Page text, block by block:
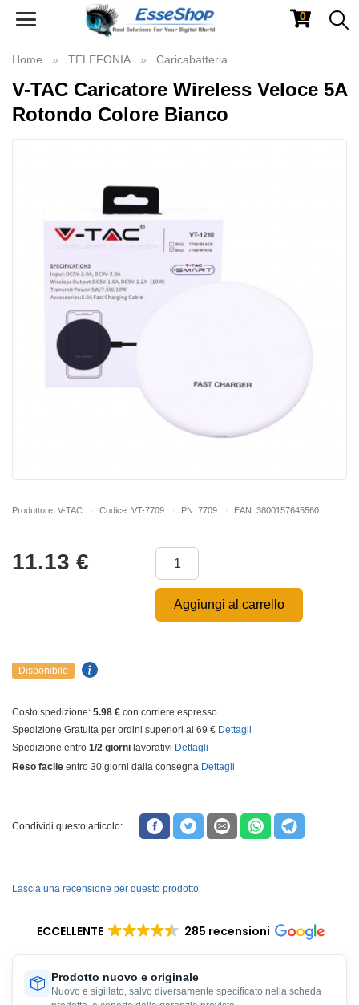
Toggle
0
Home TELEFONIA Caricabatteria
V-TAC Caricatore Wireless Veloce 5A
Rotondo Colore Bianco
Produttore: V-TAC Codice: VT-7709 PN: 7709 EAN: 3800157645560
11.13 €
Aggiungi al carrello
Disponibile
Costo spedizione: 5.98 € con corriere espresso
Spedizione Gratuita per ordini superiori ai 69 € Dettagli
Spedizione entro 1/2 giorni lavorativi Dettagli
Reso facile entro 30 giorni dalla consegna Dettagli
Condividi questo articolo:
Lascia una recensione per questo prodotto
ECCELLENTE 285 recensioni
Prodotto nuovo e originale
Nuovo e sigillato, salvo diversamente specificato nella scheda